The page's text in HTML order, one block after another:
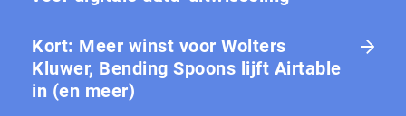
Kort: Meer winst voor Wolters
Kluwer, Bending Spoons lijft Airtable
in (en meer)